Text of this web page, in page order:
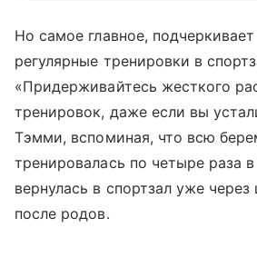
Но самое главное,
регулярные тренировки в
«Придерживайтесь жесткого
тренировок, даже если вы
Тэмми, вспоминая, что всю
тренировалась по четыре раза
вернулась в спортзал уже
после родов.